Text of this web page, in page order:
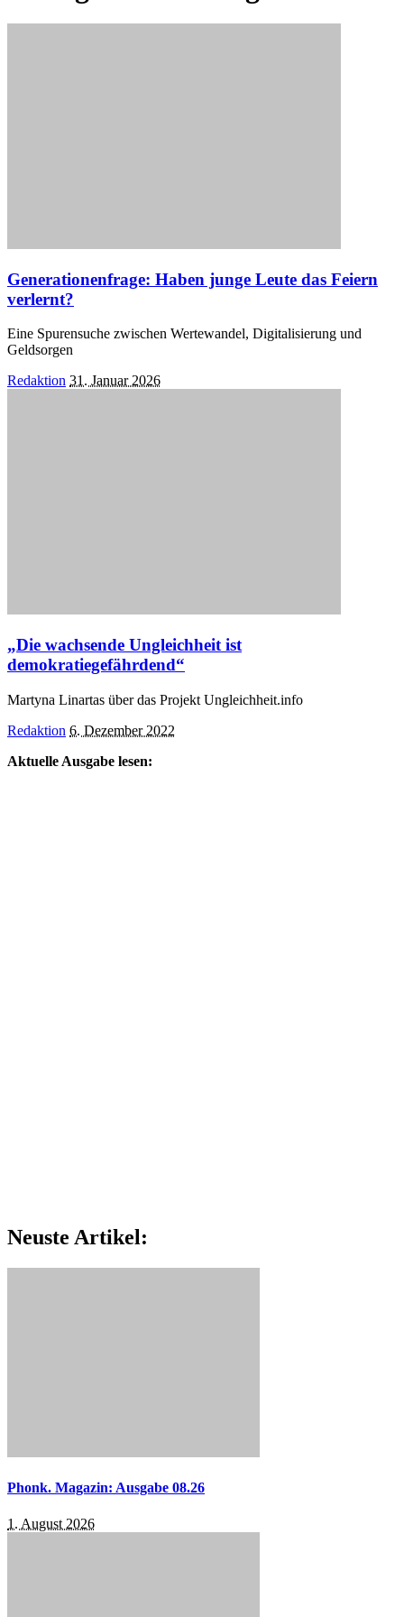
Generationenfrage: Haben junge Leute das Feiern
verlernt?
Eine Spurensuche zwischen Wertewandel, Digitalisierung und
Geldsorgen
Posted
Redaktion 31. Januar 2026
„Die wachsende Ungleichheit ist
demokratiegefährdend“
Martyna Linartas über das Projekt Ungleichheit.info
Posted
Redaktion 6. Dezember 2022
Aktuelle Ausgabe lesen:
Neuste Artikel:
Phonk. Magazin: Ausgabe 08.26
1. August 2026